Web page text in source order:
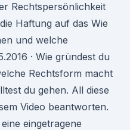
Rechtspersönlichkeit
Haftung auf das Wie
und welche
· Wie gründest du
Rechtsform macht
du gehen. All diese
Video beantworten.
eingetragene